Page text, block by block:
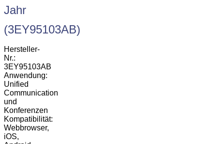
Jahr
(3EY95103AB)
Hersteller-
Nr.:
3EY95103AB
Anwendung:
Unified
Communication
und
Konferenzen
Kompatibilität:
Webbrowser,
iOS,